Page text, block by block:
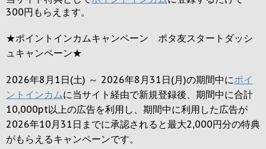
300円 もらえます。
★ポイントインカムキャンペーン ポタ友スタートダッシ
ュキャンペーン★
2026年8月1日(土) ～ 2026年8月31日(月)の期間中にポイ
ントインカムに当サイト経由で新規登録後、期間中に合計
10,000pt以上の広告を利用し、期間中に利用した広告が
2026年10月31日までに承認されると最大2,000円分の特典
がもらえるキャンペーンです。